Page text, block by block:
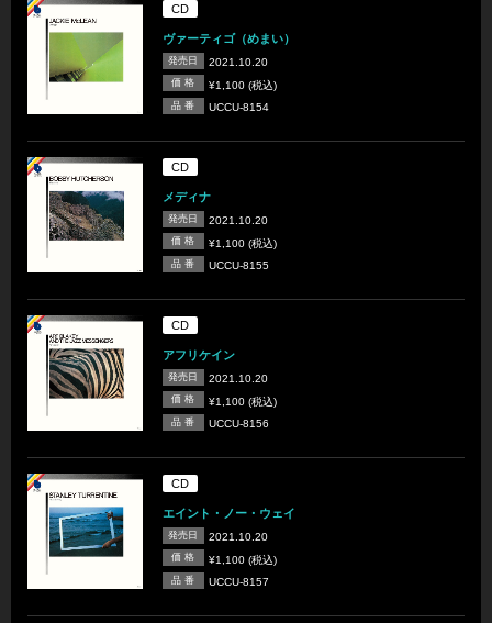
CD
ヴァーティゴ（めまい）
発売日 2021.10.20
価 格 ¥1,100 (税込)
品 番 UCCU-8154
CD
メディナ
発売日 2021.10.20
価 格 ¥1,100 (税込)
品 番 UCCU-8155
CD
アフリケイン
発売日 2021.10.20
価 格 ¥1,100 (税込)
品 番 UCCU-8156
CD
エイント・ノー・ウェイ
発売日 2021.10.20
価 格 ¥1,100 (税込)
品 番 UCCU-8157